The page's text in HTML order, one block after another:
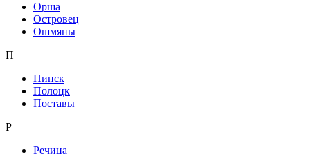
Орша
Островец
Ошмяны
П
Пинск
Полоцк
Поставы
Р
Речица